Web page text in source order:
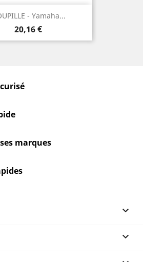
- Yamaha...
Prix
20,16 €
marques

